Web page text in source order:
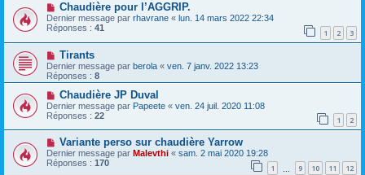
Chaudière pour l’AGGRIP.
Dernier message par rhavrane « lun. 14 mars 2022 22:34
Réponses : 41 1 2 3
Tirants
Dernier message par berola « ven. 7 janv. 2022 13:23
Réponses : 8
Chaudière JP Duval
Dernier message par Papeete « ven. 24 juil. 2020 11:08
Réponses : 22 1 2
Variante perso sur chaudière Yarrow
Dernier message par Malevthi « sam. 2 mai 2020 19:28
Réponses : 170 1 9 10 11 12